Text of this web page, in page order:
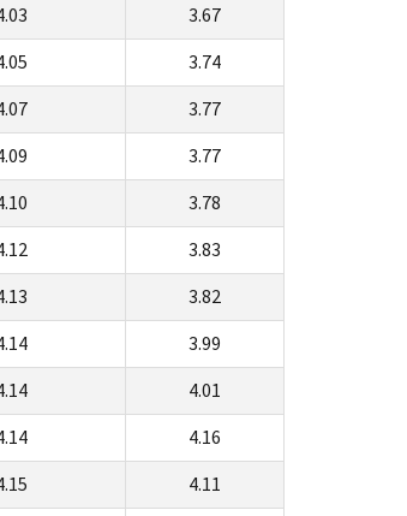
3.67
3.74
3.77
3.77
3.78
3.83
3.82
3.99
4.01
4.16
4.11